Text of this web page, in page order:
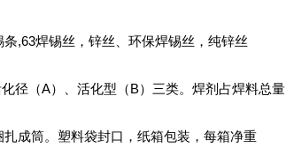
,63焊锡丝，锌丝、环保焊锡丝，纯锌丝
径（A）、活化型（B）三类。焊剂占焊料总量
成筒。塑料袋封口，纸箱包装，每箱净重